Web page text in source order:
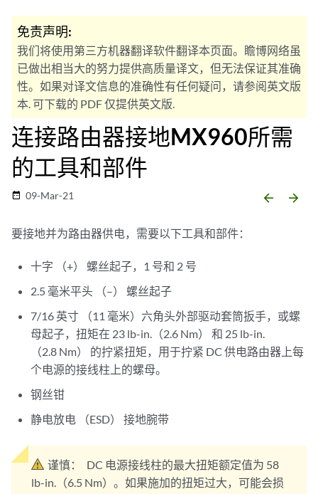
免责声明:
我们将使用第三方机器翻译软件翻译本页面。瞻博网络虽
已做出相当大的努力提供高质量译文，但无法保证其准确
性。如果对译文信息的准确性有任何疑问，请参阅英文版
本. 可下载的 PDF 仅提供英文版.
连接路由器接地MX960所需
的工具和部件
date_range 09-Mar-21 arrow_backward arrow_forward
要接地并为路由器供电，需要以下工具和部件：
十字 （+） 螺丝起子，1 号和 2 号
2.5 毫米平头 （–） 螺丝起子
7/16 英寸 （11 毫米）六角头外部驱动套筒扳手，或螺
母起子，扭矩在 23 lb-in.（2.6 Nm） 和 25 lb-in.
（2.8 Nm） 的拧紧扭矩，用于拧紧 DC 供电路由器上每
个电源的接线柱上的螺母。
钢丝钳
静电放电 （ESD） 接地腕带
谨慎：
DC 电源接线柱的最大扭矩额定值为 58
lb-in.（6.5 Nm）。如果施加的扭矩过大，可能会损